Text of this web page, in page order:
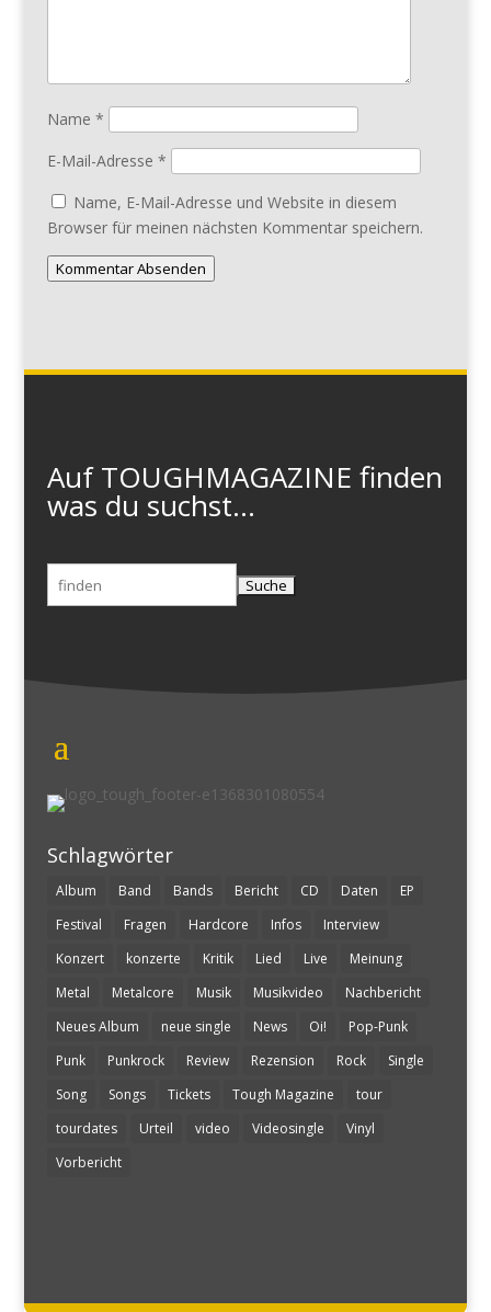
Name *
E-Mail-Adresse *
Name, E-Mail-Adresse und Website in diesem
Browser für meinen nächsten Kommentar speichern.
Kommentar Absenden
Auf TOUGHMAGAZINE finden
was du suchst...
Suchen
nach:
Schlagwörter
Album Band Bands Bericht CD Daten
EP
Festival
Fragen Hardcore Infos
Interview
Konzert
konzerte Kritik Lied Live
Meinung
Metal
Metalcore Musik Musikvideo
Nachbericht
Neues Album
neue single News Oi!
Pop-Punk
Punk
Punkrock Review Rezension Rock
Single
Song
Songs Tickets Tough Magazine
tour
tourdates
Urteil video Videosingle
Vinyl
Vorbericht